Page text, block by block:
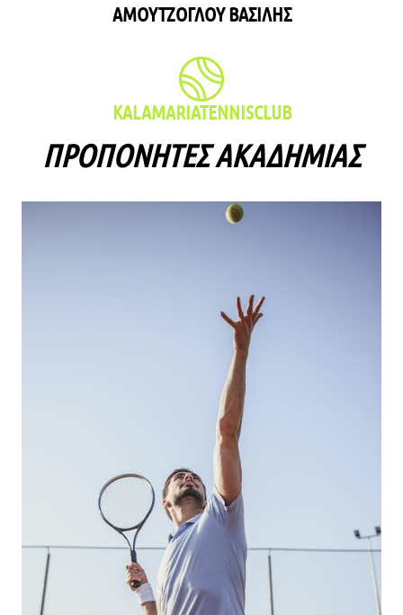
ΑΜΟΥΤΖΟΓΛΟΥ ΒΑΣΊΛΗΣ
KALAMARIATENNISCLUB
ΠΡΟΠΟΝΗΤΈΣ ΑΚΑΔΗΜΊΑΣ